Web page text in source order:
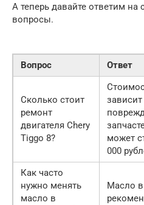
А теперь давайте ответим
вопросы.
Вопрос Ответ
Сколько стоит
ремонт
двигателя Chery
Tiggo 8?
зависит
может
000
Как часто
нужно менять
масло в
Масло в